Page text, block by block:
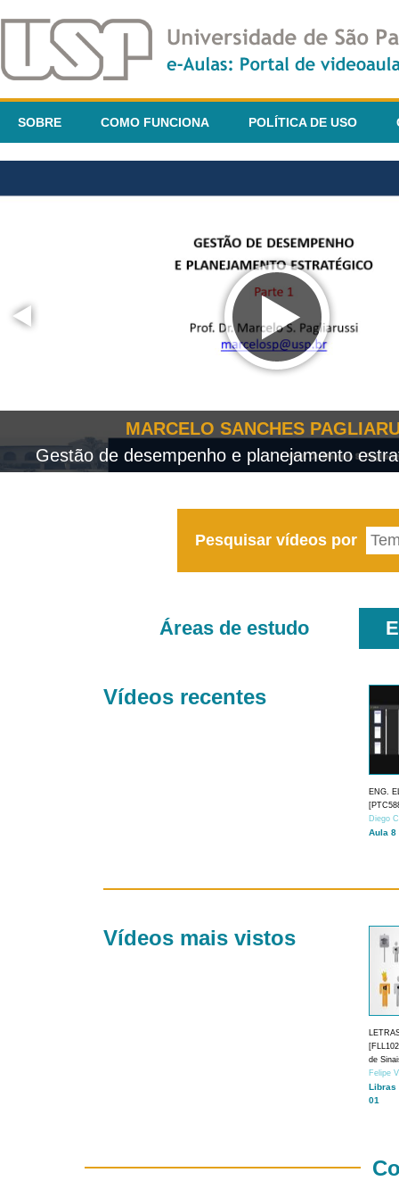
SOBRE COMO FUNCIONA POLÍTICA DE USO
MARCELO SANCHES
Gestão de desempenho e planejamento
Pesquisar vídeos por
Áreas de estudo
Vídeos recentes
ENG.
Diego
Aula 8
Vídeos mais vistos
de
Felipe
Libras
01